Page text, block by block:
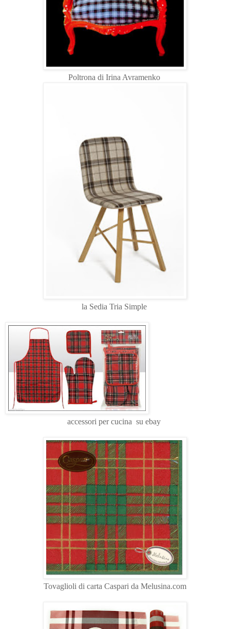
Poltrona di Irina Avramenko
la Sedia Tria Simple
accessori per cucina su ebay
Tovaglioli di carta Caspari da Melusina.com